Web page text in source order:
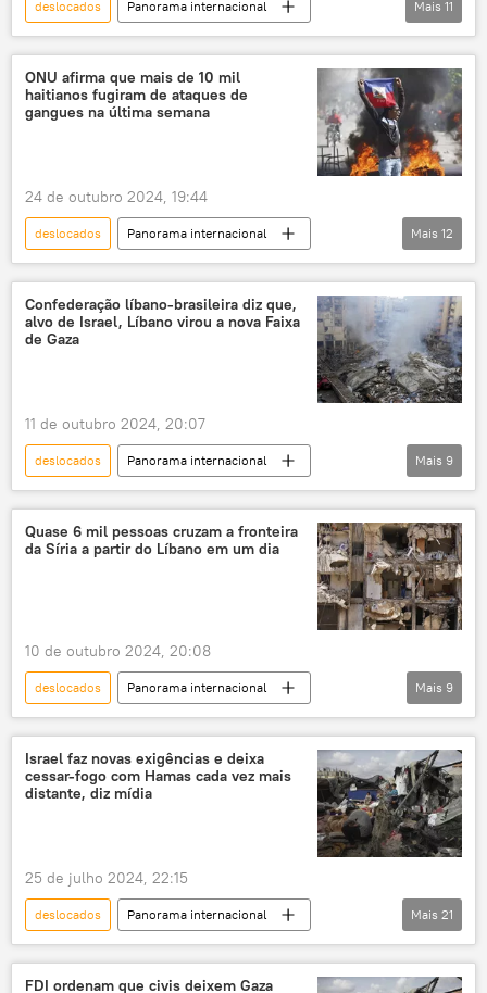
deslocados
Panorama internacional
Bashar al-Assad
Síria
ONU
Idlib
Aleppo
Oriente Médio e África
Nações Unidas
Mais 11
ONU afirma que mais de 10 mil
haitianos fugiram de ataques de
gangues na última semana
24 de outubro 2024, 19:44
deslocados
Panorama internacional
Porto Príncipe
Haiti
ONU
violência
deslocamento
Américas
OIM
Organização Internacional para as Migrações (OIM)
Nações Unidas
deslocados internos
gangues
Mais 12
Confederação líbano-brasileira diz que,
alvo de Israel, Líbano virou a nova Faixa
de Gaza
11 de outubro 2024, 20:07
deslocados
Panorama internacional
Oriente Médio e África
Líbano
Faixa de Gaza
ataques
mortes
refugiados
bombardeios
Mais 9
Quase 6 mil pessoas cruzam a fronteira
da Síria a partir do Líbano em um dia
10 de outubro 2024, 20:08
deslocados
Panorama internacional
Oriente Médio e África
Filippo Grandi
Líbano
Síria
Israel
Hezbollah
Forças de Defesa de Israel (FDI)
Mais 9
Israel faz novas exigências e deixa
cessar-fogo com Hamas cada vez mais
distante, diz mídia
25 de julho 2024, 22:15
deslocados
Panorama internacional
Oriente Médio e África
Benjamin Netanyahu
Joe Biden
Israel Gaza
Mais 21
FDI ordenam que civis deixem Gaza